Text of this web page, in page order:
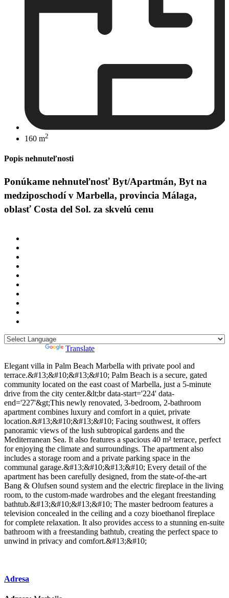
160 m2
Popis nehnuteľnosti
Ponúkame nehnuteľnosť Byt/Apartmán, Byt na
medziposchodí v Marbella, provincia Málaga,
oblasť Costa del Sol. za skvelú cenu
Translate
Elegant villa in Palm Beach Marbella with private pool and
terrace.&#13;&#10;&#13;&#10; Palm Beach is a secure, gated
community located on the east coast of Marbella, just a 5-minute
drive from the city center.&lt;br data-start='224' data-
end='227'&gt;This newly renovated, 3-bedroom, 2-bathroom
apartment combines luxury and comfort in a quiet, private
location.&#13;&#10;&#13;&#10; Facing southwest, it offers
panoramic views of the lush subtropical gardens and the
Mediterranean Sea. It also features a spacious 40 m² terrace, perfect
for enjoying the climate and surroundings. The apartment also
includes a storage room and a private parking space in the
communal garage.&#13;&#10;&#13;&#10; Every detail of the
apartment has been carefully designed, from the state-of-the-art
Bang & Olufsen sound system and the electric fireplace in the living
room, to the custom-made wardrobes and the elegant freestanding
bathtub.&#13;&#10;&#13;&#10; The master bedroom features a
television concealed in the ceiling and a cozy bioethanol fireplace
for complete relaxation. It also provides access to a stunning en-suite
bathroom with a freestanding bathtub, creating the perfect space to
unwind in privacy and comfort.&#13;&#10;
Adresa